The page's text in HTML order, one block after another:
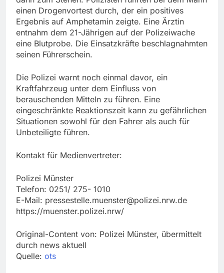
einen Drogenvortest durch, der ein positives
Ergebnis auf Amphetamin zeigte. Eine Ärztin
entnahm dem 21-Jährigen auf der Polizeiwache
eine Blutprobe. Die Einsatzkräfte beschlagnahmten
seinen Führerschein.
Die Polizei warnt noch einmal davor, ein
Kraftfahrzeug unter dem Einfluss von
berauschenden Mitteln zu führen. Eine
eingeschränkte Reaktionszeit kann zu gefährlichen
Situationen sowohl für den Fahrer als auch für
Unbeteiligte führen.
Kontakt für Medienvertreter:
Polizei Münster
Telefon: 0251/ 275- 1010
E-Mail: pressestelle.muenster@polizei.nrw.de
https://muenster.polizei.nrw/
Original-Content von: Polizei Münster, übermittelt
durch news aktuell
Quelle: ots